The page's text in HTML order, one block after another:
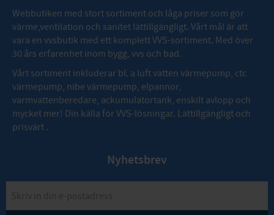
Webbutiken med stort sortiment och låga priser som gör
värme,ventilation och sanitet lättillgängligt. Vårt mål är att
vara en vvsbutik med ett komplett VVS-sortiment. Med över
30 års erfarenhet inom bygg, vvs och bad.
Vårt sortiment inkluderar bl. a luft vatten värmepump, ctc
värmepump, nibe värmepump, elpannor,
varmvattenberedare, ackumulatortank, enskilt avlopp och
mycket mer! Din källa för VVS-lösningar. Lättillgängligt och
prisvärt .
Nyhetsbrev